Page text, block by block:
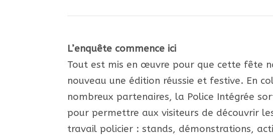
L’enquête commence ici
Tout est mis en œuvre pour que cette fête
nouveau une édition réussie et festive. En
nombreux partenaires, la Police Intégrée
pour permettre aux visiteurs de découvrir
travail policier : stands, démonstrations,